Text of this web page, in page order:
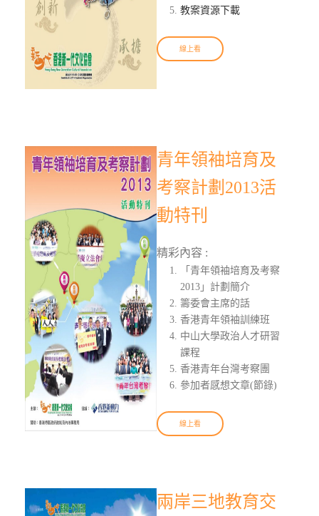
教案資源下載
線上看
青年領袖培育及
考察計劃2013活
動特刊
精彩內容 :
「青年領袖培育及考察
2013」計劃簡介
籌委會主席的話
香港青年領袖訓練班
中山大學政治人才研習
課程
香港青年台灣考察團
參加者感想文章(節錄)
線上看
兩岸三地教育交